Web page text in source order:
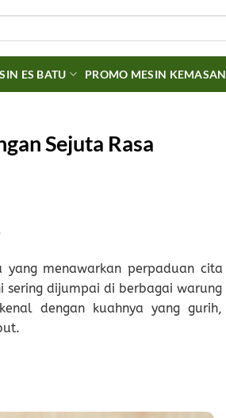
ES BATU PROMO MESIN KEMASAN
Sejuta Rasa
menawarkan perpaduan cita
sering dijumpai di berbagai warung
dengan kuahnya yang gurih,